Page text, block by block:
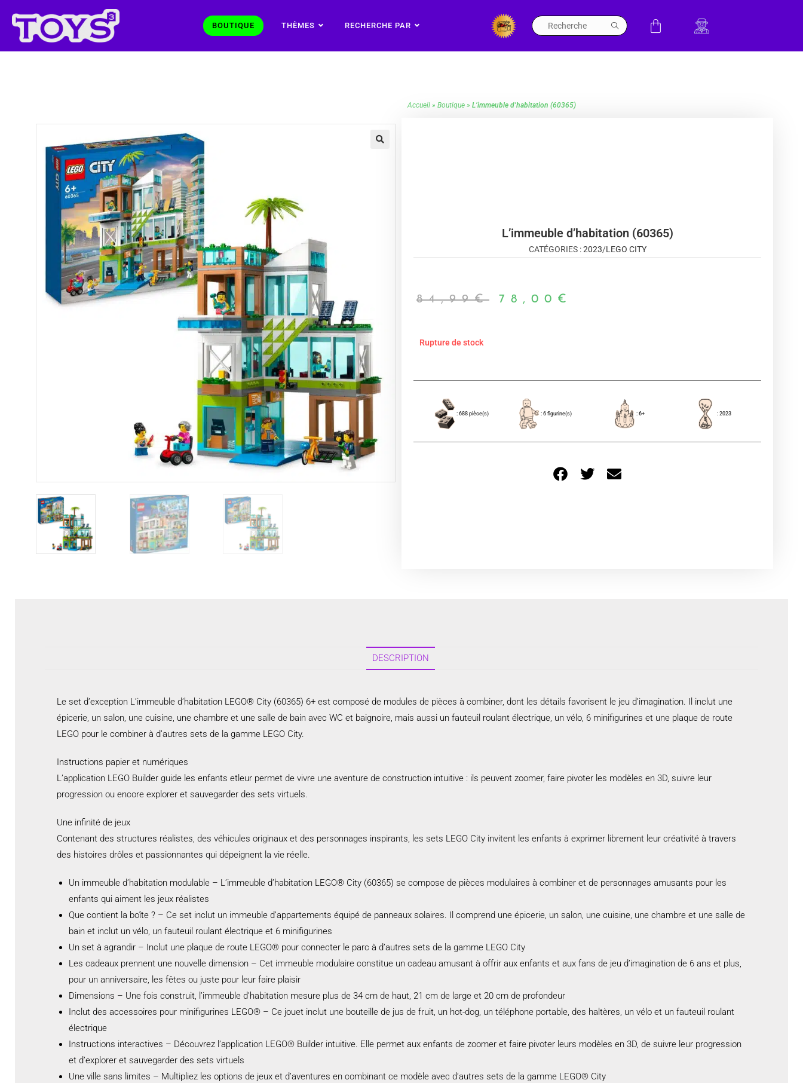
BOUTIQUE THÈMES RECHERCHE PAR
Accueil » Boutique » L’immeuble d’habitation (60365)
L’immeuble d’habitation (60365)
CATÉGORIES :2023/LEGO CITY
84,99€ 78,00 €
Rupture de stock
: 688 pièce(s) : 6 figurine(s) : 6+ : 2023
DESCRIPTION
Le set d’exception L’immeuble d’habitation LEGO® City (60365) 6+ est composé de modules de pièces à combiner, dont les détails favorisent le jeu d’imagination. Il inclut une
épicerie, un salon, une cuisine, une chambre et une salle de bain avec WC et baignoire, mais aussi un fauteuil roulant électrique, un vélo, 6 minifigurines et une plaque de route
LEGO pour le combiner à d’autres sets de la gamme LEGO City.
Instructions papier et numériques
L’application LEGO Builder guide les enfants etleur permet de vivre une aventure de construction intuitive : ils peuvent zoomer, faire pivoter les modèles en 3D, suivre leur
progression ou encore explorer et sauvegarder des sets virtuels.
Une infinité de jeux
Contenant des structures réalistes, des véhicules originaux et des personnages inspirants, les sets LEGO City invitent les enfants à exprimer librement leur créativité à travers
des histoires drôles et passionnantes qui dépeignent la vie réelle.
Un immeuble d’habitation modulable – L’immeuble d’habitation LEGO® City (60365) se compose de pièces modulaires à combiner et de personnages amusants pour les
enfants qui aiment les jeux réalistes
Que contient la boîte ? – Ce set inclut un immeuble d’appartements équipé de panneaux solaires. Il comprend une épicerie, un salon, une cuisine, une chambre et une salle de
bain et inclut un vélo, un fauteuil roulant électrique et 6 minifigurines
Un set à agrandir – Inclut une plaque de route LEGO® pour connecter le parc à d’autres sets de la gamme LEGO City
Les cadeaux prennent une nouvelle dimension – Cet immeuble modulaire constitue un cadeau amusant à offrir aux enfants et aux fans de jeu d’imagination de 6 ans et plus,
pour un anniversaire, les fêtes ou juste pour leur faire plaisir
Dimensions – Une fois construit, l’immeuble d’habitation mesure plus de 34 cm de haut, 21 cm de large et 20 cm de profondeur
Inclut des accessoires pour minifigurines LEGO® – Ce jouet inclut une bouteille de jus de fruit, un hot-dog, un téléphone portable, des haltères, un vélo et un fauteuil roulant
électrique
Instructions interactives – Découvrez l’application LEGO® Builder intuitive. Elle permet aux enfants de zoomer et faire pivoter leurs modèles en 3D, de suivre leur progression
et d’explorer et sauvegarder des sets virtuels
Une ville sans limites – Multipliez les options de jeux et d’aventures en combinant ce modèle avec d’autres sets de la gamme LEGO® City